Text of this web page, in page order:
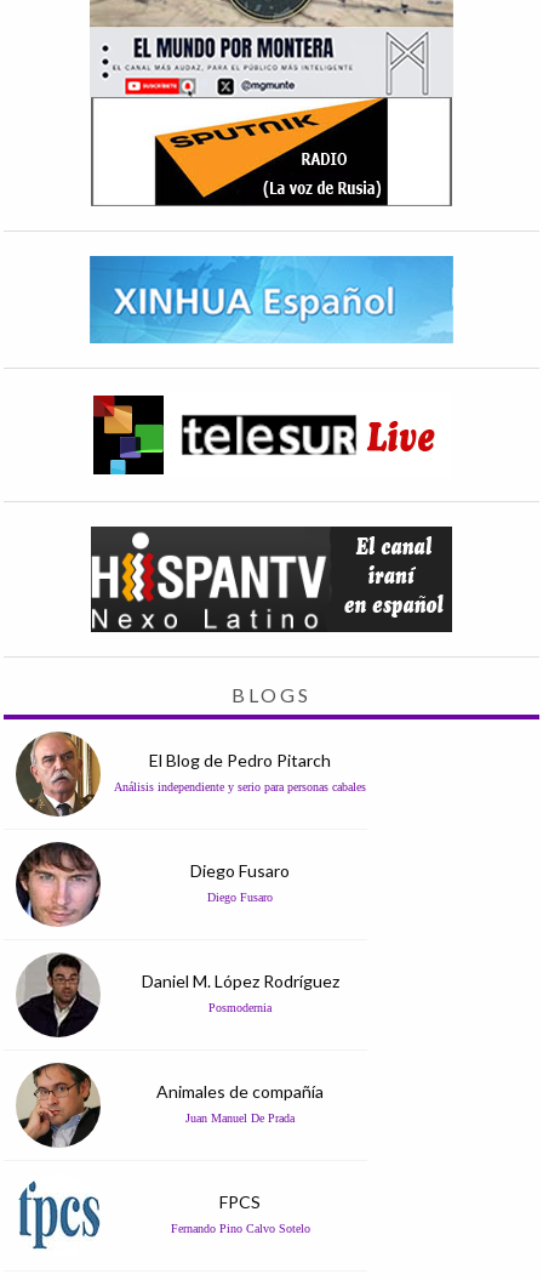
BLOGS
El Blog de Pedro Pitarch
Análisis independiente y serio para personas cabales
Diego Fusaro
Diego Fusaro
Daniel M. López Rodríguez
Posmodernia
Animales de compañía
Juan Manuel De Prada
FPCS
Fernando Pino Calvo Sotelo